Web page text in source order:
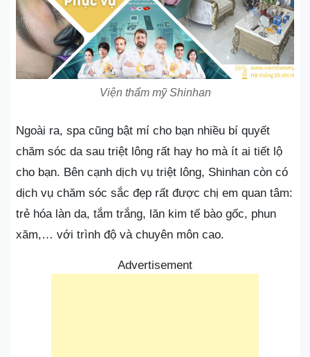
Viện thẩm mỹ Shinhan
Ngoài ra, spa cũng bật mí cho bạn nhiều bí quyết
chăm sóc da sau triệt lông rất hay ho mà ít ai tiết lộ
cho bạn. Bên cạnh dịch vụ triệt lông, Shinhan còn có
dịch vụ chăm sóc sắc đẹp rất được chị em quan tâm:
trẻ hóa làn da, tắm trắng, lăn kim tế bào gốc, phun
xăm,… với trình độ và chuyên môn cao.
Advertisement